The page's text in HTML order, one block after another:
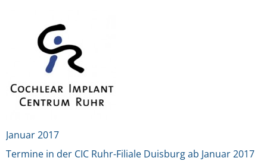
Januar 2017
Termine in der CIC Ruhr-Filiale Duisburg ab Januar 2017